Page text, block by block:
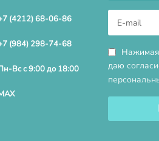
(4212) 68-06-86
(984) 298-74-68
Вс с 9:00 до 18:00
даю